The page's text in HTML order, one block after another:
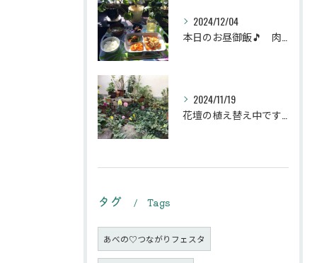
2024/12/04
2024/11/19
タグ Tags
あべの♡つながりフェスタ